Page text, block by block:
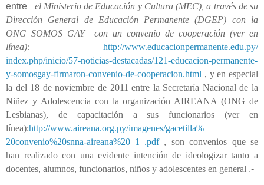
entre el Ministerio de Educación y Cultura (MEC), a través de su
Dirección General de Educación Permanente (DGEP) con la
ONG SOMOS GAY con un convenio de cooperación (ver en
línea): http://www.educacionpermanente.edu.py/
index.php/inicio/57-noticias-destacadas/121-educacion-permanente-
y-somosgay-firmaron-convenio-de-cooperacion.html , y en especial
la del 18 de noviembre de 2011 entre la Secretaría Nacional de la
Niñez y Adolescencia con la organización AIREANA (ONG de
Lesbianas), de capacitación a sus funcionarios (ver en
línea):http://www.aireana.org.py/imagenes/gacetilla%
20convenio%20snna-aireana%20_ 1_.pdf, son convenios que se
han realizado con una evidente intención de ideologizar tanto a
docentes, alumnos, funcionarios, niños y adolescentes en general .-